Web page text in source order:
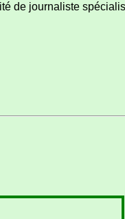
de journaliste